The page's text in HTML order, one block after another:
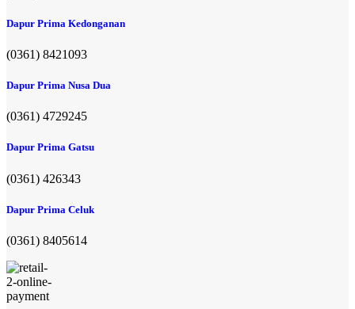
Dapur Prima Kedonganan
(0361) 8421093
Dapur Prima Nusa Dua
(0361) 4729245
Dapur Prima Gatsu
(0361) 426343
Dapur Prima Celuk
(0361) 8405614